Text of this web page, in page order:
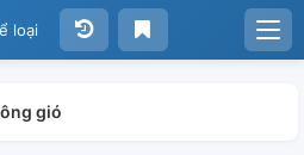
loại
gió